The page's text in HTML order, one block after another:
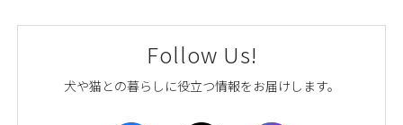
Follow Us!
犬や猫との暮らしに役立つ情報をお届けします。